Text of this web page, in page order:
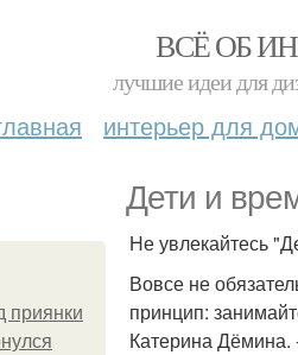
ВСЁ ОБ
лучшие идеи для
интерьер для
Дети и
приянки
Не увлекайтесь
Вовсе не
принцип:
Катерина Дёмина.